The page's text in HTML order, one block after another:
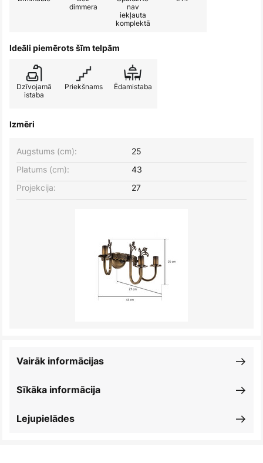
dimmera
nav
iekļauta
komplektā
Ideāli piemērots šīm telpām
Dzīvojamā
istaba
Priekšnams Ēdamistaba
Izmēri
Platums (cm): 43
Augstums (cm): 25
Projekcija: 27
Sīkāka informācija
Vairāk informācijas
Lejupielādes